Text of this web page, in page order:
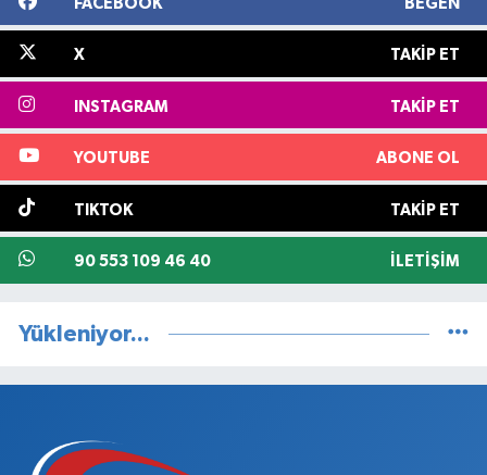
FACEBOOK BEĞEN
X TAKIP ET
INSTAGRAM TAKIP ET
YOUTUBE ABONE OL
TIKTOK TAKIP ET
90 553 109 46 40 İLETIŞIM
Yükleniyor...